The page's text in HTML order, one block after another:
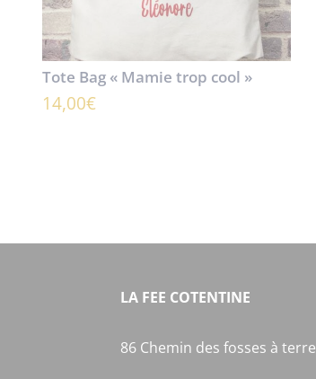
Tote Bag « Mamie trop cool »
14,00€
LA FEE COTENTINE
86 Chemin des fosses à terre